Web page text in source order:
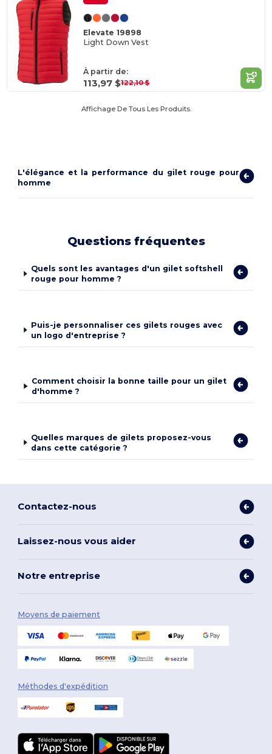
Elevate 19898
Light Down Vest
À partir de:
113,97 $122,10 $
Affichage De Tous Les Produits.
L'élégance et la performance du gilet rouge pour
homme
Questions fréquentes
Quels sont les avantages d'un gilet softshell
rouge pour homme ?
Puis-je personnaliser ces gilets rouges avec
un logo d'entreprise ?
Comment choisir la bonne taille pour un gilet
d'homme ?
Quelles marques de gilets proposez-vous
dans cette catégorie ?
Contactez-nous
Laissez-nous vous aider
Notre entreprise
Moyens de paiement
Méthodes d'expédition